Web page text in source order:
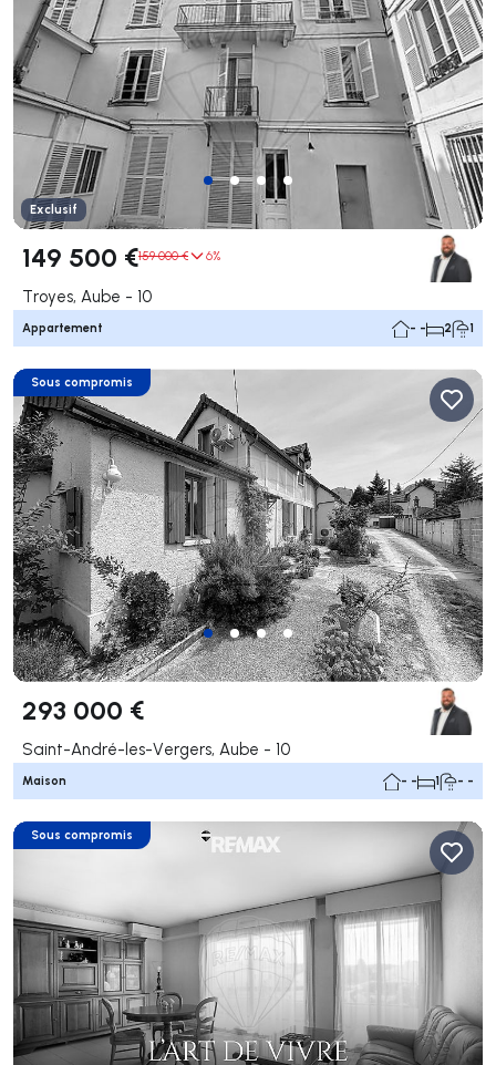
Exclusif
149 500 €159 000 € 6%
Troyes, Aube - 10
Appartement - - 2 1
Sous compromis
293 000 €
Saint-André-les-Vergers, Aube - 10
Maison - - 1 - -
Sous compromis